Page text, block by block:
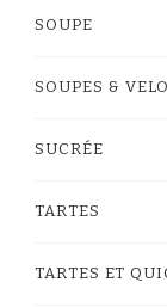
SOUPE
SOUPES &
SUCRÉE
TARTES
TARTES ET